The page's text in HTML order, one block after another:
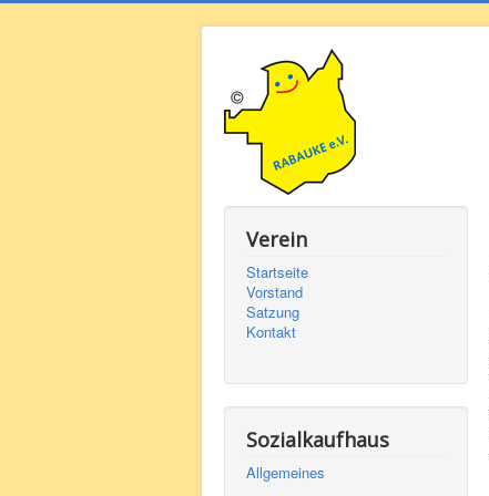
Verein
Startseite
Vorstand
Satzung
Kontakt
Sozialkaufhaus
Allgemeines